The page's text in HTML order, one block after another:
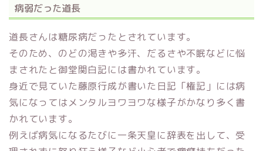
病弱だった道長
道長さんは糖尿病だったとされています。
そのため、のどの渇きや多汗、だるさや不眠などに悩
まされたと御堂関白記には書かれています。
身近で見ていた藤原行成が書いた日記「権記」には病
気になってはメンタルヨワヨワな様子がかなり多く書
かれています。
例えば病気になるたびに一条天皇に辞表を出して、受